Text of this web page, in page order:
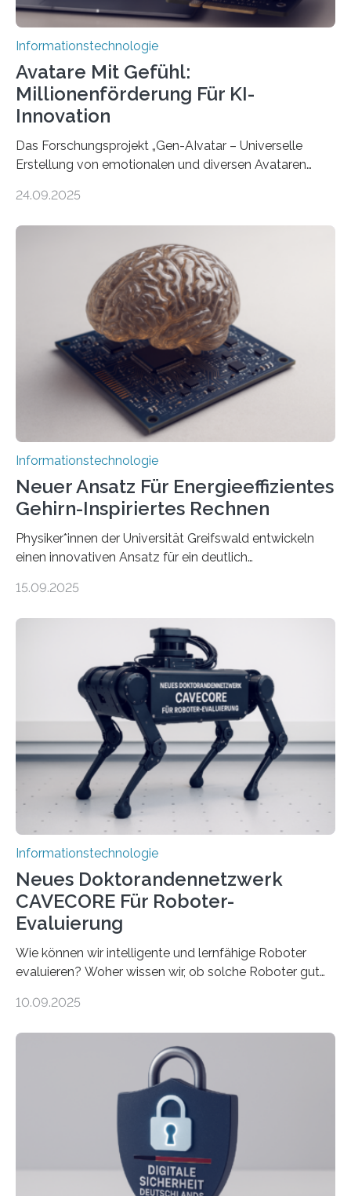
Informationstechnologie
Avatare Mit Gefühl:
Millionenförderung Für KI-
Innovation
Das Forschungsprojekt „Gen-AIvatar – Universelle
Erstellung von emotionalen und diversen Avataren
Förderung in Höhe von rund 2 Millionen Euro. Dabei
der Universität Bonn und der TH Köln gemeinsam mit
der MindPort GmbH eine neuartige, KI-gestützte
Lösung zur Erzeugung von Emotionen für realistische
Avatare. Gen-AIvatar entwickelt innovative und
kosteneffiziente Methoden, um lebensechte Avatare zu
erstellen. „Besonders wichtig ist uns eine ganzheitliche
Animation, bei der Stimme, Körperbewegung, Gestik
und Mimik im Einklang sind…
24.09.2025
Informationstechnologie
Neuer Ansatz Für Energieeffizientes
Gehirn-Inspiriertes Rechnen
Physiker*innen der Universität Greifswald entwickeln
einen innovativen Ansatz für ein deutlich
Lösungsweg ist inspiriert vom menschlichen Gehirn. Die
stellt die heutige Computertechnik vor
Herausforderungen. Herkömmliche Silizium-
Prozessoren stoßen an ihre Grenzen: Sie verbrauchen
viel Energie, die Speicher- und Verarbeitungseinheiten
sind voneinander getrennt und die Datenübertragung
bremst komplexe Anwendungen aus. Da KI-Modelle
immer größer werden und riesige Datenmengen
verarbeiten müssen, steigt der Bedarf an neuen
Rechenarchitekturen. Neben Quantencomputern
rücken dabei insbesondere…
15.09.2025
Informationstechnologie
Neues Doktorandennetzwerk
CAVECORE Für Roboter-
Evaluierung
Wie können wir intelligente und lernfähige Roboter
evaluieren? Woher wissen wir, ob solche Roboter gut
sich CAVECORE – ein neues Marie Skłodowska-Curie
koordiniert wird. Ab dem 1. September werden sich
über einen Zeitraum von vier Jahren insgesamt 15
Promovierende im Rahmen von CAVECORE mit
kognitiven Robotern beschäftigen – also mit Robotern,
die mittels Sensoren ihre Umgebung erfassen,
Informationen verarbeiten und häufig auch mit…
10.09.2025